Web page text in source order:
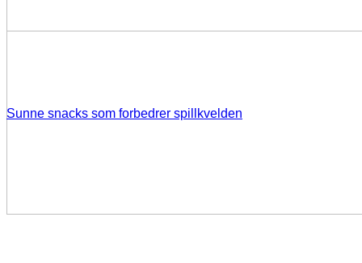
Sunne snacks som forbedrer spillkvelden